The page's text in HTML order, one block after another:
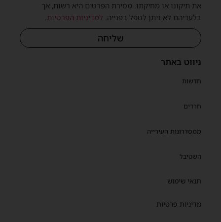
ניווט באתר
חדשות
חרדים
ממסדרונות העירייה
השטיבל
תנאי שימוש
מדיניות פרטיות
את תיקונו או מחיקתו. מסירת הפרטים היא רשות, אך
בלעדיהם לא ניתן לטפל בפנייה. למדיניות הפרטיות.
שליחה